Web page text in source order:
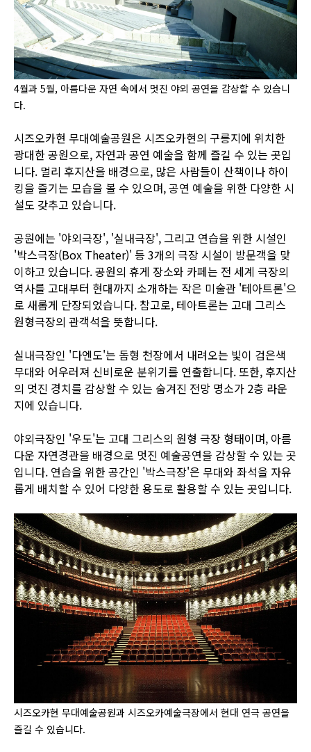
4월과 5월, 아름다운 자연 속에서 멋진 야외 공연을 감상할 수 있습니
다.
시즈오카현 무대예술공원은 시즈오카현의 구릉지에 위치한
광대한 공원으로, 자연과 공연 예술을 함께 즐길 수 있는 곳입
니다. 멀리 후지산을 배경으로, 많은 사람들이 산책이나 하이
킹을 즐기는 모습을 볼 수 있으며, 공연 예술을 위한 다양한 시
설도 갖추고 있습니다.
공원에는 '야외극장', '실내극장', 그리고 연습을 위한 시설인
'박스극장(Box Theater)' 등 3개의 극장 시설이 방문객을 맞
이하고 있습니다. 공원의 휴게 장소와 카페는 전 세계 극장의
역사를 고대부터 현대까지 소개하는 작은 미술관 '테아트론'으
로 새롭게 단장되었습니다. 참고로, 테아트론는 고대 그리스
원형극장의 관객석을 뜻합니다.
실내극장인 '다엔도'는 돔형 천장에서 내려오는 빛이 검은색
무대와 어우러져 신비로운 분위기를 연출합니다. 또한, 후지산
의 멋진 경치를 감상할 수 있는 숨겨진 전망 명소가 2층 라운
지에 있습니다.
야외극장인 '우도'는 고대 그리스의 원형 극장 형태이며, 아름
다운 자연경관을 배경으로 멋진 예술공연을 감상할 수 있는 곳
입니다. 연습을 위한 공간인 '박스극장'은 무대와 좌석을 자유
롭게 배치할 수 있어 다양한 용도로 활용할 수 있는 곳입니다.
시즈오카현 무대예술공원과 시즈오카예술극장에서 현대 연극 공연을
즐길 수 있습니다.